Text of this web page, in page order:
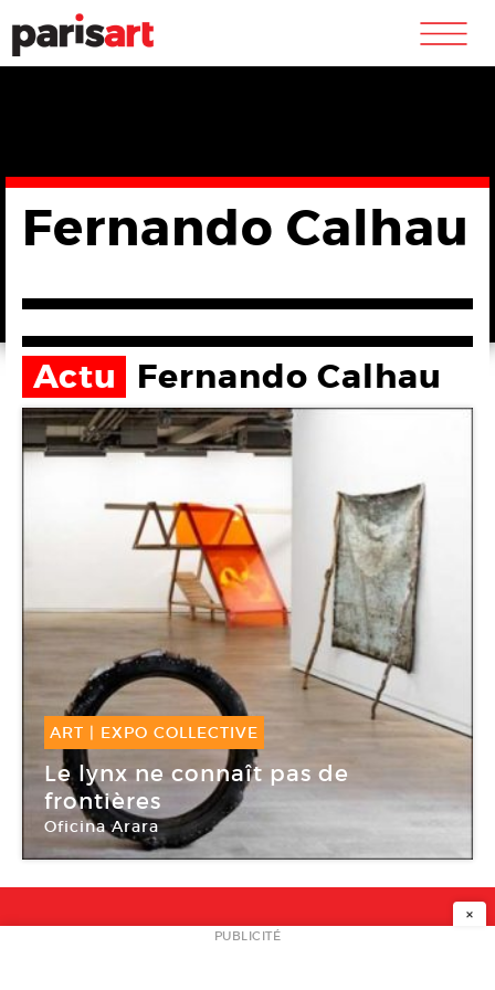
m
Fernando Calhau
Actu Fernando Calhau
ART | EXPO COLLECTIVE
24 Mar -09 Mai 2015
Le lynx ne connaît pas de
frontières
Oficina Arara
Fondation d’entreprise Ricard
NEWSLETTER
×
PUBLICITÉ